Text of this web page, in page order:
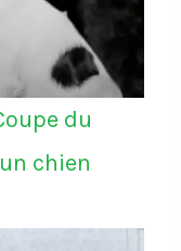
du
chien